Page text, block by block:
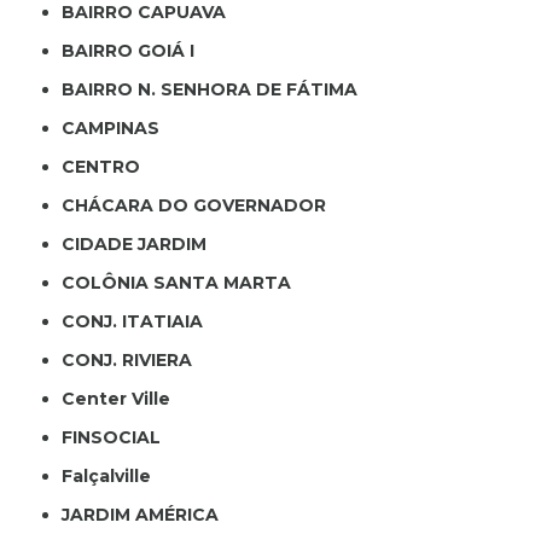
BAIRRO CAPUAVA
BAIRRO GOIÁ I
BAIRRO N. SENHORA DE FÁTIMA
CAMPINAS
CENTRO
CHÁCARA DO GOVERNADOR
CIDADE JARDIM
COLÔNIA SANTA MARTA
CONJ. ITATIAIA
CONJ. RIVIERA
Center Ville
FINSOCIAL
Falçalville
JARDIM AMÉRICA